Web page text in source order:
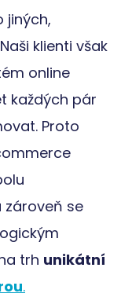
jiných,
klienti však
online
každých pár
Proto
zároveň se
trh unikátní
.